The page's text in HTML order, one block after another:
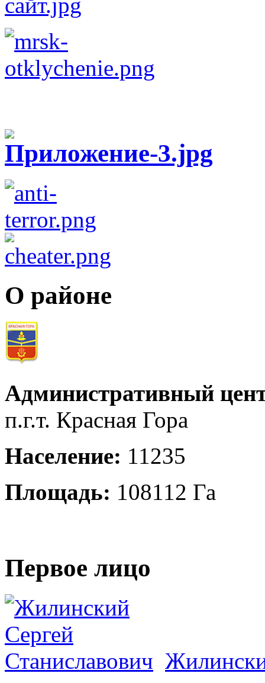
О районе
Административный
п.г.т. Красная Гора
Население: 11235
Площадь: 108112 Га
Первое лицо